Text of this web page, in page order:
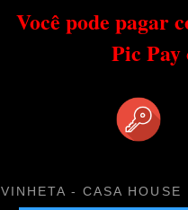
Você pode pagar
Pic
VINHETA - CASA HOUSE